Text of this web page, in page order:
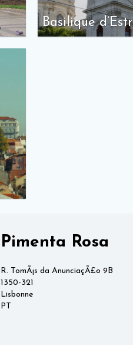
Basilique
Pimenta Rosa
R. TomÃ¡s da AnunciaçÃ£o 9B
1350-321
Lisbonne
PT